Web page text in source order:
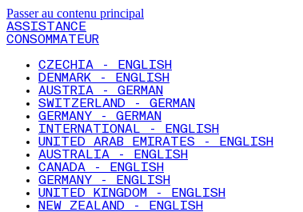
Passer au contenu principal
ASSISTANCE
CONSOMMATEUR
CZECHIA - ENGLISH
DENMARK - ENGLISH
AUSTRIA - GERMAN
SWITZERLAND - GERMAN
GERMANY - GERMAN
INTERNATIONAL - ENGLISH
UNITED ARAB EMIRATES - ENGLISH
AUSTRALIA - ENGLISH
CANADA - ENGLISH
GERMANY - ENGLISH
UNITED KINGDOM - ENGLISH
NEW ZEALAND - ENGLISH